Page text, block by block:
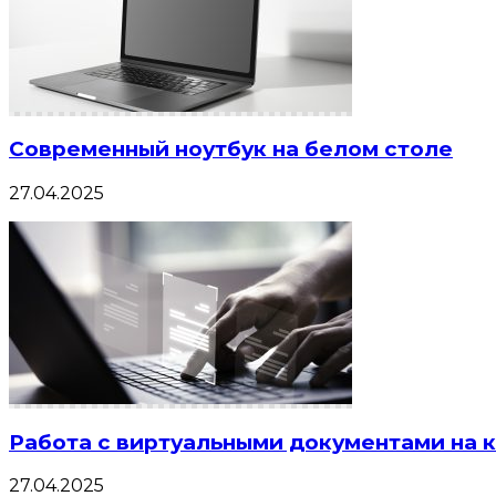
Современный ноутбук на белом столе
27.04.2025
Работа с виртуальными документами на
27.04.2025